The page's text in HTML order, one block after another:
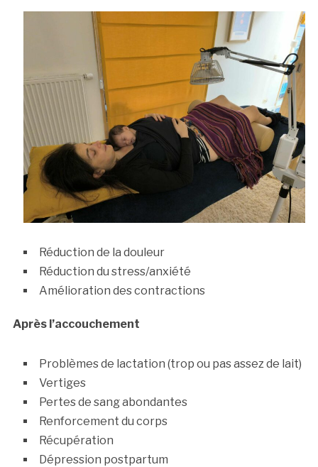
Réduction de la douleur
Réduction du stress/anxiété
Amélioration des contractions
Après l’accouchement
Problèmes de lactation (trop ou pas assez de lait)
Vertiges
Pertes de sang abondantes
Renforcement du corps
Récupération
Dépression postpartum